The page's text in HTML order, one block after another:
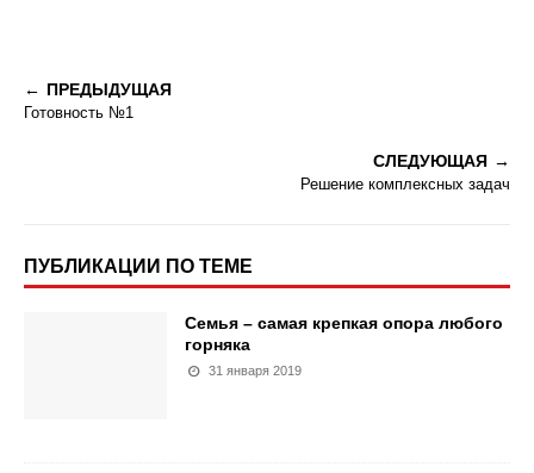
ПРЕДЫДУЩАЯ
Готовность №1
СЛЕДУЮЩАЯ
Решение комплексных задач
ПУБЛИКАЦИИ ПО ТЕМЕ
Семья – самая крепкая опора любого
горняка
31 января 2019